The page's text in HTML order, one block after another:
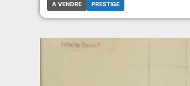
A VENDRE PRESTIGE